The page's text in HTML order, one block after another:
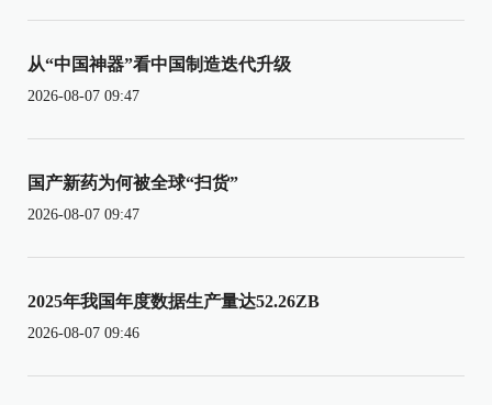
从“中国神器”看中国制造迭代升级
2026-08-07 09:47
国产新药为何被全球“扫货”
2026-08-07 09:47
2025年我国年度数据生产量达52.26ZB
2026-08-07 09:46